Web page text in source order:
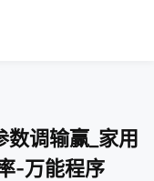
调输赢_家用
-万能程序